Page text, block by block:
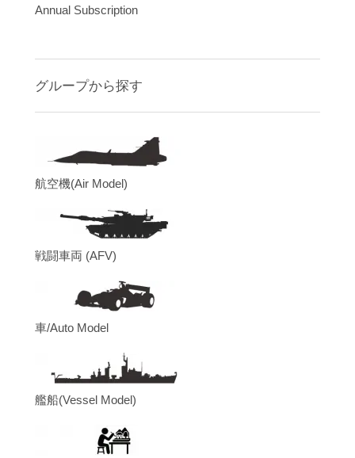
Annual Subscription
グループから探す
航空機(Air Model)
戦闘車両 (AFV)
車/Auto Model
艦船(Vessel Model)